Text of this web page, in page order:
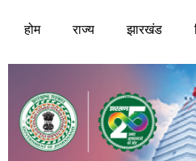
होम राज्य झारखंड